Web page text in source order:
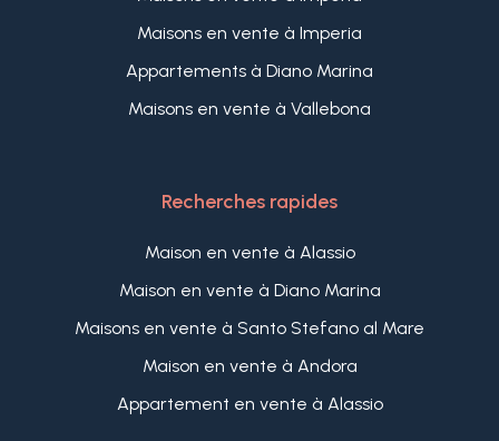
Maisons en vente à Imperia
Appartements à Diano Marina
Maisons en vente à Vallebona
Recherches rapides
Maison en vente à Alassio
Maison en vente à Diano Marina
Maisons en vente à Santo Stefano al Mare
Maison en vente à Andora
Appartement en vente à Alassio